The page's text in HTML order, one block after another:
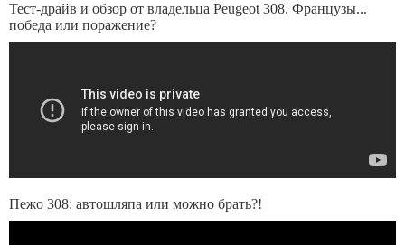
Тест-драйв и обзор от владельца Peugeot 308. Французы...
победа или поражение?
Пежо 308: автошляпа или можно брать?!